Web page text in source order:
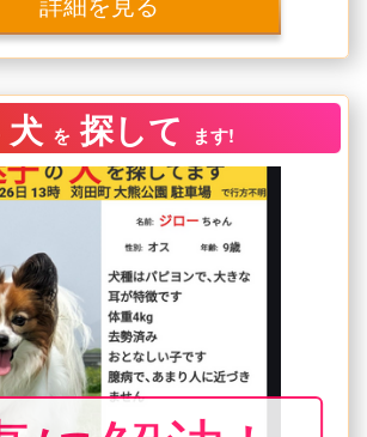
犬 を 探して ます!